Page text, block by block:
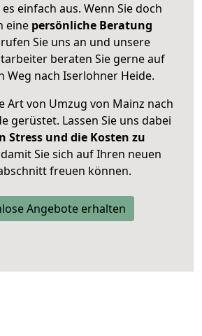
einfach aus. Wenn Sie doch
eine persönliche Beratung
Sie uns an und unsere
beraten Sie gerne auf
Weg nach Iserlohner Heide.
Art von Umzug von Mainz nach
gerüstet. Lassen Sie uns dabei
Stress und die Kosten zu
Sie sich auf Ihren neuen
freuen können.
Angebote erhalten